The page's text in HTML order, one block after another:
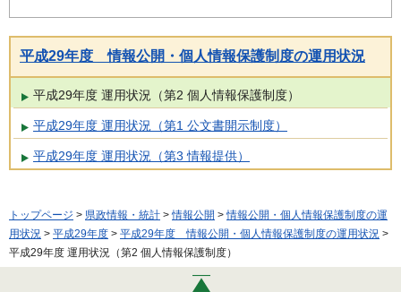
平成29年度 情報公開・個人情報保護制度の運用状況
平成29年度 運用状況（第2 個人情報保護制度）
平成29年度 運用状況（第1 公文書開示制度）
平成29年度 運用状況（第3 情報提供）
トップページ > 県政情報・統計 >情報公開 >情報公開・個人情報保護制度の運
用状況 > 平成29年度 > 平成29年度 情報公開・個人情報保護制度の運用状況 >
平成29年度 運用状況（第2 個人情報保護制度）